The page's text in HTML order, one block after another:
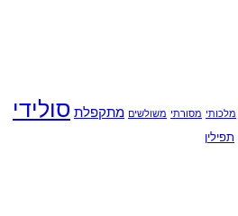
מלכותי מסורתי משולשים מתקפלת סולידי
תפילין